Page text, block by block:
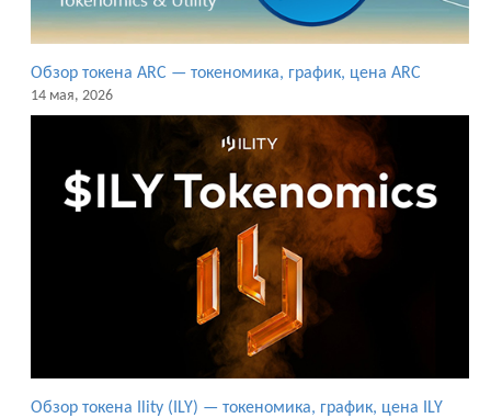
Обзор токена ARC — токеномика, график, цена ARC
14 мая, 2026
Обзор токена Ility (ILY) — токеномика, график, цена ILY